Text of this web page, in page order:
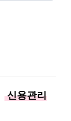
신용관리